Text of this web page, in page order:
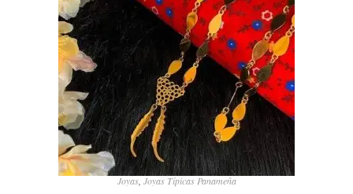
Joyas, Joyas Típicas Panameña